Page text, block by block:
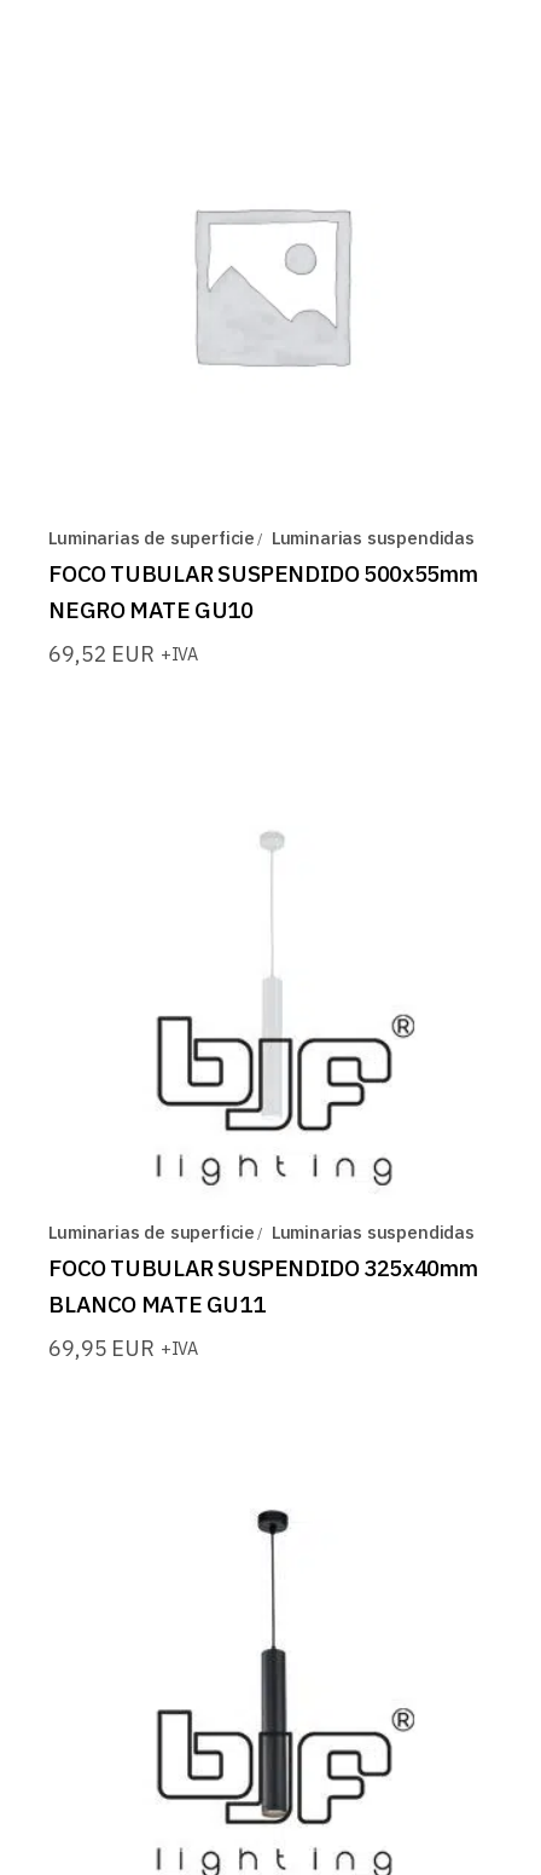
Luminarias de superficie Luminarias suspendidas
FOCO TUBULAR SUSPENDIDO 500x55mm
NEGRO MATE GU10
69,52 EUR +IVA
Luminarias de superficie Luminarias suspendidas
FOCO TUBULAR SUSPENDIDO 325x40mm
BLANCO MATE GU11
69,95 EUR +IVA